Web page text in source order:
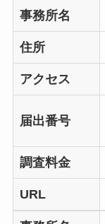
事務所名
住所
アクセス
届出番号
調査料金
URL